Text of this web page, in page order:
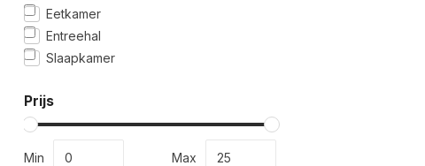
Eetkamer
Entreehal
Slaapkamer
Prijs
Min Max